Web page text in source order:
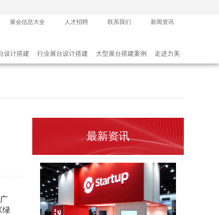
展会信息大全 人才招聘 联系我们 新闻资讯
设计搭建 行业展台设计搭建 大型展台搭建案例 走进力美
绿
最新资讯
海外展台设计搭建公司怎么选？2026年出境展览设计服务商实力全解析
美国展台设计搭建服务选择指南：出境参展中国企业必读
2026-07-22 19:46:21